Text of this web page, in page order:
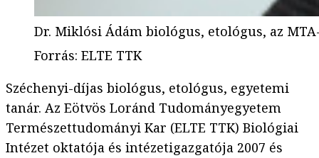
Dr. Miklósi Ádám biológus, etológus, az
Forrás: ELTE TTK
Széchenyi-díjas biológus, etológus, egyetemi
tanár. Az Eötvös Loránd Tudományegyetem
Természettudományi Kar (ELTE TTK) Biológiai
Intézet oktatója és intézetigazgatója 2007 és